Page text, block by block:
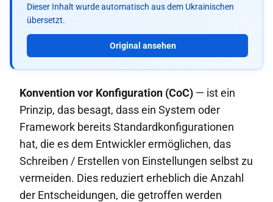
Dieser Inhalt wurde automatisch aus dem Ukrainischen
übersetzt.
Original ansehen
Konvention vor Konfiguration (CoC) — ist ein
Prinzip, das besagt, dass ein System oder
Framework bereits Standardkonfigurationen
hat, die es dem Entwickler ermöglichen, das
Schreiben / Erstellen von Einstellungen selbst zu
vermeiden. Dies reduziert erheblich die Anzahl
der Entscheidungen, die getroffen werden